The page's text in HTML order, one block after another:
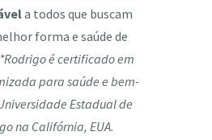
a todos que buscam
forma e saúde de
*Rodrigo é certificado em
para saúde e bem-
Estadual de
na Califórnia, EUA.